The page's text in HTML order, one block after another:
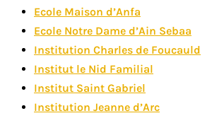
Ecole Maison d’Anfa
Ecole Notre Dame d’Ain Sebaa
Institution Charles de Foucauld
Institut le Nid Familial
Institut Saint Gabriel
Institution Jeanne d’Arc